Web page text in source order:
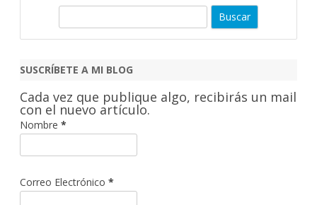
c
r
SUSCRÍBETE A MI BLOG
Cada vez que publique algo, recibirás un mail
con el nuevo artículo.
Nombre *
Correo Electrónico *